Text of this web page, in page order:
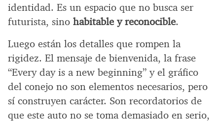
identidad. Es un espacio que no busca ser
futurista, sino habitable y reconocible.
Luego están los detalles que rompen la
rigidez. El mensaje de bienvenida, la frase
“Every day is a new beginning” y el gráfico
del conejo no son elementos necesarios, pero
sí construyen carácter. Son recordatorios de
que este auto no se toma demasiado en serio,